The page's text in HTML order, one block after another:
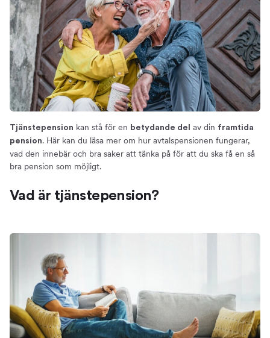
tjänstepension?
Så kan du påverka din tjänstepension
Så mycket bör du ha i tjänstepension
Så placeras pengarna
Avgifternas betydelse
Flytta tjänstepensionen
Löneväxla - lönsamt eller ej?
Ta ut tjänstepension – Så fungerar det
Tjänstepension kan stå för en betydande del av din framtida
pension. Här kan du läsa mer om hur avtalspensionen fungerar,
vad den innebär och bra saker att tänka på för att du ska få en så
bra pension som möjligt.
Vad är tjänstepension?